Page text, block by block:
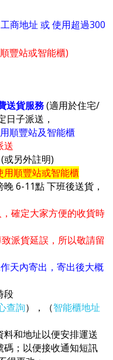
商地址 或 使用超過300
豐站或智能櫃)
送貨服務(適用於住宅/
日子派送，
順豐站及智能櫃
送
另外註明)
用順豐站或智能櫃
6-11點 下班後送貨，
確定大家方便的收貨時
派貨延誤，所以敬請留
天內寄出，寄出後大概
段
查詢），（智能櫃地址
和地址以便安排運送
；以便接收通知短訊